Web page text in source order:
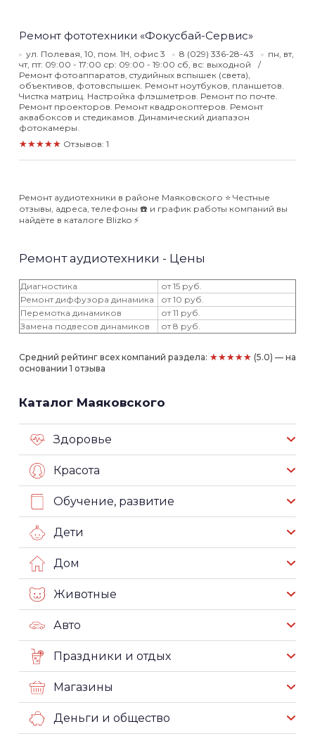
Ремонт фототехники «Фокусбай-Сервис»
ул. Полевая, 10, пом. 1Н, офис 3 8 (029) 336-28-43
пн, вт,
чт, пт: 09:00 - 17:00 ср: 09:00 - 19:00 сб, вс: выходной
Ремонт фотоаппаратов, cтудийных вспышек (света),
объективов, фотовспышек. Ремонт ноутбуков, планшетов.
Чистка матриц. Настройка флэшметров. Ремонт по почте.
Ремонт проекторов. Ремонт квадрокоптеров. Ремонт
аквабоксов и стедикамов. Динамический диапазон
фотокамеры.
★★★★★ Отзывов: 1
Ремонт аудиотехники в районе Маяковского ⭐️ Честные
отзывы, адреса, телефоны ☎️ и график работы компаний вы
найдёте в каталоге Blizko ⚡️
Ремонт аудиотехники - Цены
Диагностика
от 15 руб.
Ремонт диффузора динамика
от 10 руб.
Перемотка динамиков
от 11 руб.
Замена подвесов динамиков
от 8 руб.
Средний рейтинг всех компаний раздела: ★★★★★ (5.0) — на
основании 1 отзыва
Каталог Маяковского
Здоровье
Красота
Обучение, развитие
Дети
Дом
Животные
Авто
Праздники и отдых
Магазины
Деньги и общество